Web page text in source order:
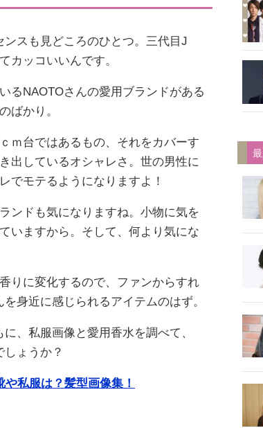
スも見どころのひとつ。三代目J
カッコいいんです。
るNAOTOさんの愛用ブランドがある
ばかり。
ｍ台ではあるもの、それをカバーす
出しているオシャレさ。世の男性に
でモテるようになりますよ！
ンドも気になりますね。小物に気を
いますから。そして、何より気にな
りに変化するので、ファンからすれ
身近に感じられるアイテムのはず。
、私服画像と愛用香水を調べて、
ょうか？
私服は？髪型画像集！